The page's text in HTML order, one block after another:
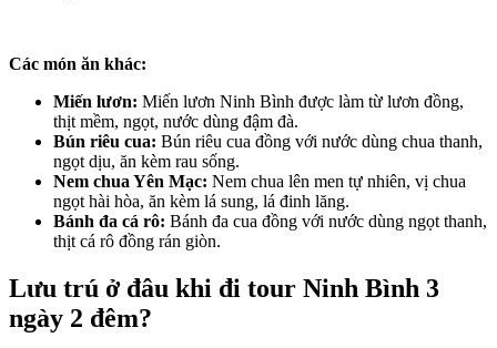
Các món ăn khác:
Miến lươn: Miến lươn Ninh Bình được làm từ lươn đồng,
thịt mềm, ngọt, nước dùng đậm đà.
Bún riêu cua: Bún riêu cua đồng với nước dùng chua thanh,
ngọt dịu, ăn kèm rau sống.
Nem chua Yên Mạc: Nem chua lên men tự nhiên, vị chua
ngọt hài hòa, ăn kèm lá sung, lá đinh lăng.
Bánh đa cá rô: Bánh đa cua đồng với nước dùng ngọt thanh,
thịt cá rô đồng rán giòn.
Lưu trú ở đâu khi đi tour Ninh Bình 3
ngày 2 đêm?